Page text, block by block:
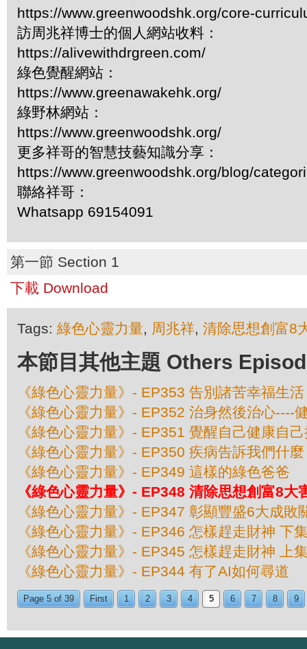
https://www.greenwoodshk.org/core-
訪周兆祥博士的個人網站收料：
https://alivewithdrgreen.com/
綠色覺醒網站：
https://www.greenawakehk.org/
綠野林網站：
https://www.greenwoodshk.org/
更多祥哥的智慧技藝知識分享：
https://www.greenwoodshk.org/blog/
聯絡祥哥：
Whatsapp 69154091
第一節 Section 1
下載 Download
Tags: 綠色心靈力量, 周兆祥, 清除思想創富8
本節目其他主題 Others
《綠色心靈力量》- EP353 告別諸苦幸福生活
《綠色心靈力量》- EP352 治身然後治心----
《綠色心靈力量》- EP351 覺醒自己健康自
《綠色心靈力量》- EP350 疾病告訴我們什麼
《綠色心靈力量》- EP349 這樣的綠色爸爸
《綠色心靈力量》- EP348 清除思想創富8大
《綠色心靈力量》- EP347 彰顯豐盛6大成敗
《綠色心靈力量》- EP346 怎樣趕走財神 下
《綠色心靈力量》- EP345 怎樣趕走財神 上
《綠色心靈力量》- EP344 有了AI如何尋道
Page 5 of 39 First 1 2 3 4 5 6 7 8 9